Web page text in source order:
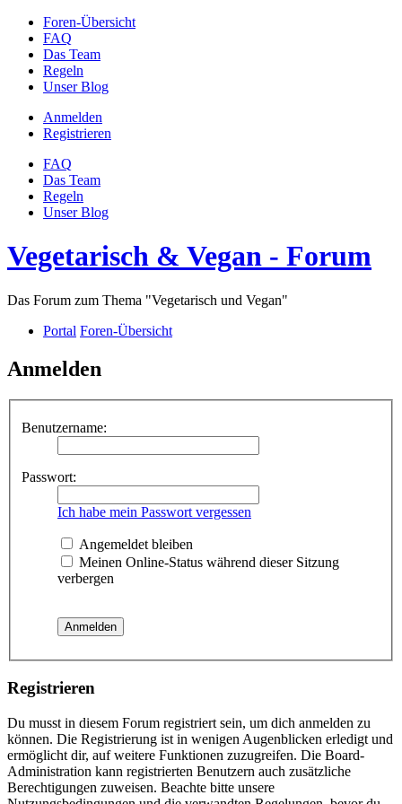
Foren-Übersicht
FAQ
Das Team
Regeln
Unser Blog
Anmelden
Registrieren
FAQ
Das Team
Regeln
Unser Blog
Vegetarisch & Vegan - Forum
Das Forum zum Thema "Vegetarisch und Vegan"
Portal Foren-Übersicht
Anmelden
Benutzername:
Passwort:
Ich habe mein Passwort vergessen
Angemeldet bleiben
Meinen Online-Status während dieser Sitzung
verbergen
Registrieren
Du musst in diesem Forum registriert sein, um dich anmelden zu
können. Die Registrierung ist in wenigen Augenblicken erledigt und
ermöglicht dir, auf weitere Funktionen zuzugreifen. Die Board-
Administration kann registrierten Benutzern auch zusätzliche
Berechtigungen zuweisen. Beachte bitte unsere